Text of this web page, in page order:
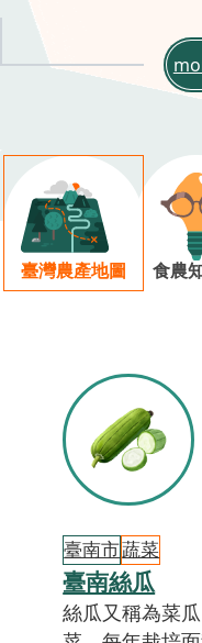
臺灣農產地圖 食農
臺南市蔬菜
臺南絲瓜
絲瓜又稱為菜